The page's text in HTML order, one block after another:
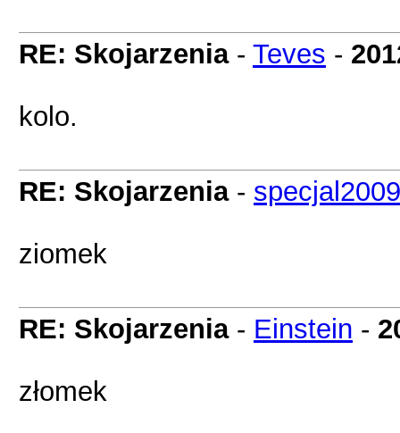
RE: Skojarzenia- Teves -
kolo.
RE: Skojarzenia- specjal2009
ziomek
RE: Skojarzenia- Einstein -
złomek